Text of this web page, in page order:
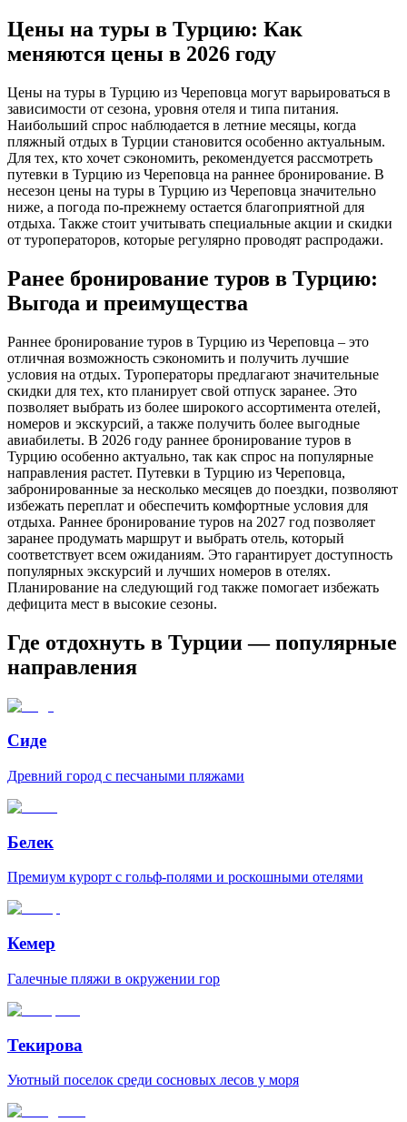
Цены на туры в Турцию: Как
меняются цены в 2026 году
Цены на туры в Турцию из Череповца могут варьироваться в
зависимости от сезона, уровня отеля и типа питания.
Наибольший спрос наблюдается в летние месяцы, когда
пляжный отдых в Турции становится особенно актуальным.
Для тех, кто хочет сэкономить, рекомендуется рассмотреть
путевки в Турцию из Череповца на раннее бронирование. В
несезон цены на туры в Турцию из Череповца значительно
ниже, а погода по-прежнему остается благоприятной для
отдыха. Также стоит учитывать специальные акции и скидки
от туроператоров, которые регулярно проводят распродажи.
Ранее бронирование туров в Турцию:
Выгода и преимущества
Раннее бронирование туров в Турцию из Череповца – это
отличная возможность сэкономить и получить лучшие
условия на отдых. Туроператоры предлагают значительные
скидки для тех, кто планирует свой отпуск заранее. Это
позволяет выбрать из более широкого ассортимента отелей,
номеров и экскурсий, а также получить более выгодные
авиабилеты. В 2026 году раннее бронирование туров в
Турцию особенно актуально, так как спрос на популярные
направления растет. Путевки в Турцию из Череповца,
забронированные за несколько месяцев до поездки, позволяют
избежать переплат и обеспечить комфортные условия для
отдыха. Раннее бронирование туров на 2027 год позволяет
заранее продумать маршрут и выбрать отель, который
соответствует всем ожиданиям. Это гарантирует доступность
популярных экскурсий и лучших номеров в отелях.
Планирование на следующий год также помогает избежать
дефицита мест в высокие сезоны.
Где отдохнуть в Турции — популярные
направления
Сиде
Древний город с песчаными пляжами
Белек
Премиум курорт с гольф-полями и роскошными отелями
Кемер
Галечные пляжи в окружении гор
Текирова
Уютный поселок среди сосновых лесов у моря